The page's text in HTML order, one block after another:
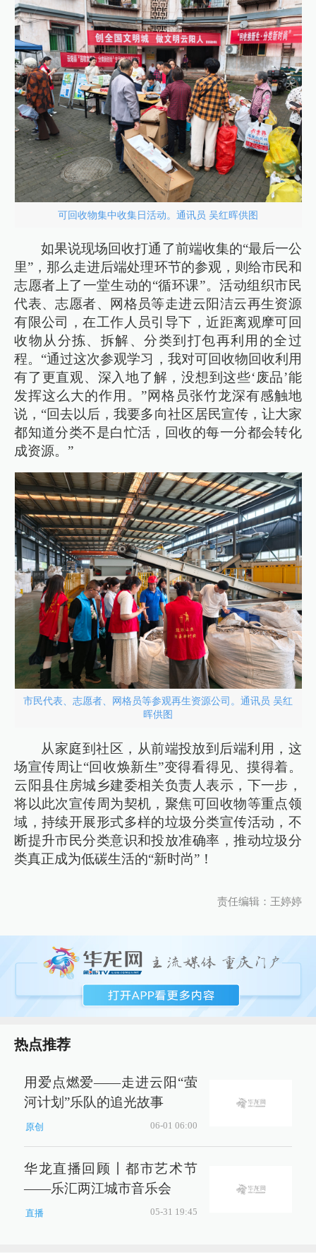
可回收物集中收集日活动。通讯员 吴红晖供图
如果说现场回收打通了前端收集的“最后一公
里”，那么走进后端处理环节的参观，则给市民和
志愿者上了一堂生动的“循环课”。活动组织市民
代表、志愿者、网格员等走进云阳洁云再生资源
有限公司，在工作人员引导下，近距离观摩可回
收物从分拣、拆解、分类到打包再利用的全过
程。“通过这次参观学习，我对可回收物回收利用
有了更直观、深入地了解，没想到这些‘废品’能
发挥这么大的作用。”网格员张竹龙深有感触地
说，“回去以后，我要多向社区居民宣传，让大家
都知道分类不是白忙活，回收的每一分都会转化
成资源。”
市民代表、志愿者、网格员等参观再生资源公司。通讯员 吴红
晖供图
从家庭到社区，从前端投放到后端利用，这
场宣传周让“回收焕新生”变得看得见、摸得着。
云阳县住房城乡建委相关负责人表示，下一步，
将以此次宣传周为契机，聚焦可回收物等重点领
域，持续开展形式多样的垃圾分类宣传活动，不
断提升市民分类意识和投放准确率，推动垃圾分
类真正成为低碳生活的“新时尚”！
责任编辑：王婷婷
热点推荐
用爱点燃爱——走进云阳“萤
河计划”乐队的追光故事
原创 06-01 06:00
华龙直播回顾丨都市艺术节
——乐汇两江城市音乐会
直播 05-31 19:45